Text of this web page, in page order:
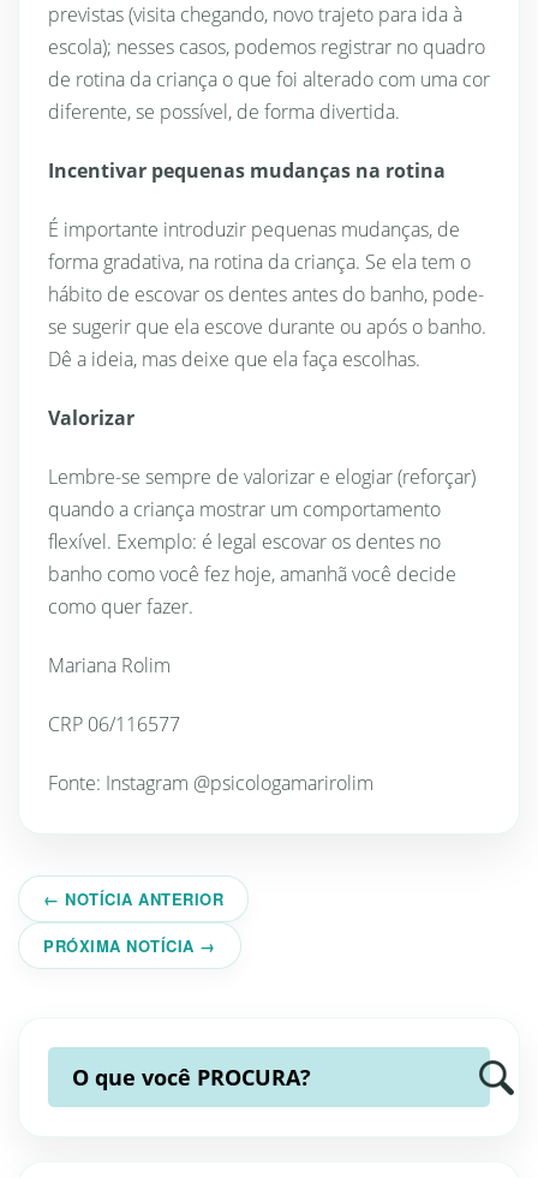
previstas (visita chegando, novo trajeto para ida à
escola); nesses casos, podemos registrar no quadro
de rotina da criança o que foi alterado com uma cor
diferente, se possível, de forma divertida.
Incentivar pequenas mudanças na rotina
É importante introduzir pequenas mudanças, de
forma gradativa, na rotina da criança. Se ela tem o
hábito de escovar os dentes antes do banho, pode-
se sugerir que ela escove durante ou após o banho.
Dê a ideia, mas deixe que ela faça escolhas.
Valorizar
Lembre-se sempre de valorizar e elogiar (reforçar)
quando a criança mostrar um comportamento
flexível. Exemplo: é legal escovar os dentes no
banho como você fez hoje, amanhã você decide
como quer fazer.
Mariana Rolim
CRP 06/116577
Fonte: Instagram @psicologamarirolim
← NOTÍCIA ANTERIOR
PRÓXIMA NOTÍCIA →
O que você PROCURA?